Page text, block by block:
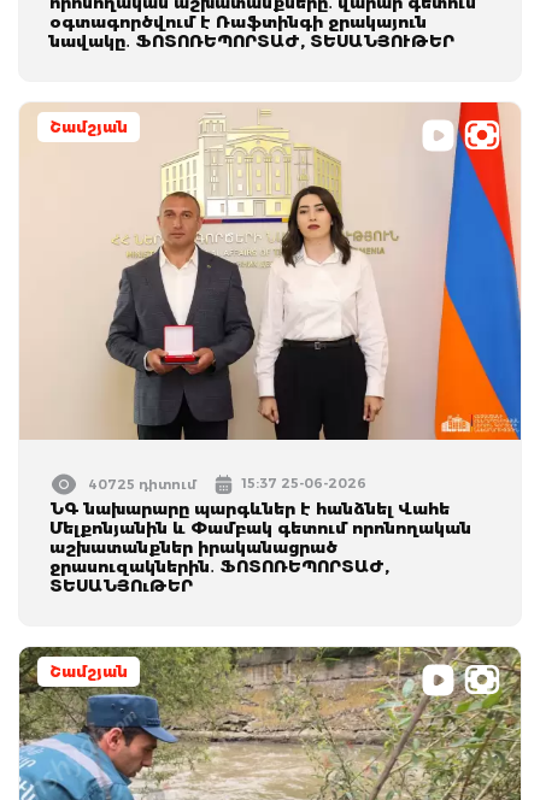
օգտագործվում է Ռաֆտինգի ջրակայուն
նավակը․ ՖՈՏՈՌԵՊՈՐՏԱԺ, ՏԵՍԱՆՅՈՒԹԵՐ
Շամշյան
40725 դիտում 15:37 25-06-2026
ՆԳ նախարարը պարգևներ է հանձնել Վահե
Մելքոնյանին և Փամբակ գետում որոնողական
աշխատանքներ իրականացրած
ջրասուզակներին․ ՖՈՏՈՌԵՊՈՐՏԱԺ,
ՏԵՍԱՆՅՈւԹԵՐ
Շամշյան